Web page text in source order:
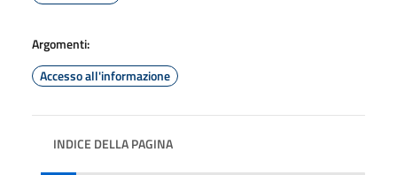
Argomenti:
Accesso all'informazione
INDICE DELLA PAGINA